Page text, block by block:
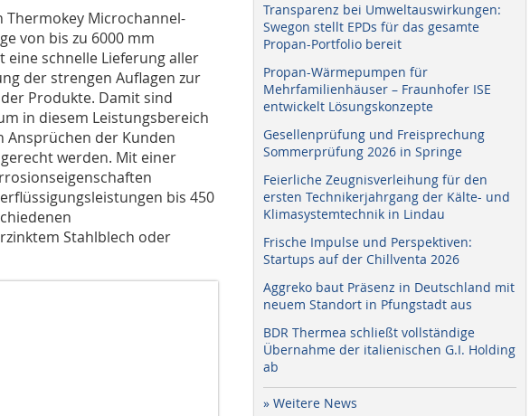
Thermokey Microchannel-
von bis zu 6000 mm
schnelle Lieferung aller
der strengen Auflagen zur
Produkte. Damit sind
in diesem Leistungsbereich
Ansprüchen der Kunden
werden. Mit einer
bis 450
Stahlblech oder
Transparenz bei Umweltauswirkungen:
Swegon stellt EPDs für das gesamte
Propan-Portfolio bereit
Propan-Wärmepumpen für
Mehrfamilienhäuser – Fraunhofer ISE
entwickelt Lösungskonzepte
Gesellenprüfung und Freisprechung
Sommerprüfung 2026 in Springe
Feierliche Zeugnisverleihung für den
ersten Technikerjahrgang der Kälte- und
Klimasystemtechnik in Lindau
Frische Impulse und Perspektiven:
Startups auf der Chillventa 2026
Aggreko baut Präsenz in Deutschland mit
neuem Standort in Pfungstadt aus
BDR Thermea schließt vollständige
Übernahme der italienischen G.I. Holding
ab
» Weitere News